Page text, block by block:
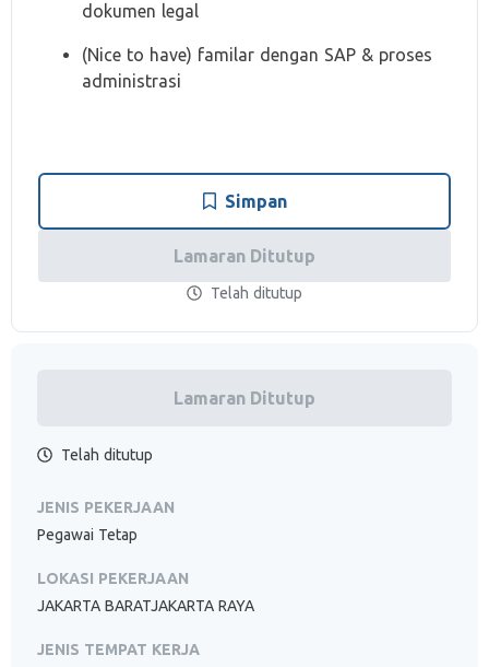
dokumen legal
(Nice to have) familar dengan SAP & proses
administrasi
Simpan
Lamaran Ditutup
Telah ditutup
Lamaran Ditutup
Telah ditutup
JENIS PEKERJAAN
Pegawai Tetap
LOKASI PEKERJAAN
JAKARTA BARATJAKARTA RAYA
JENIS TEMPAT KERJA